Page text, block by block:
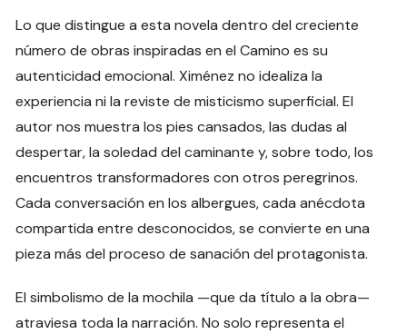
Lo que distingue a esta novela dentro del creciente
número de obras inspiradas en el Camino es su
autenticidad emocional. Ximénez no idealiza la
experiencia ni la reviste de misticismo superficial. El
autor nos muestra los pies cansados, las dudas al
despertar, la soledad del caminante y, sobre todo, los
encuentros transformadores con otros peregrinos.
Cada conversación en los albergues, cada anécdota
compartida entre desconocidos, se convierte en una
pieza más del proceso de sanación del protagonista.
El simbolismo de la mochila —que da título a la obra—
atraviesa toda la narración. No solo representa el